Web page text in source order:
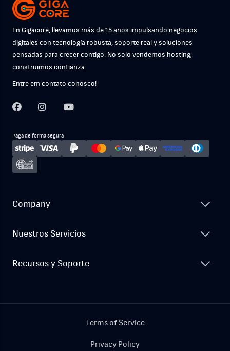
En Gigacore, llevamos más de 15 años impulsando negocios
digitales con tecnología robusta, soporte real y soluciones
pensadas para crecer contigo. No solo vendemos hosting;
construimos confianza.
Entre em contato conosco!
Paga de forma segura
Company
Nuestros Servicios
Recursos y Soporte
Terms of Service
Privacy Policy